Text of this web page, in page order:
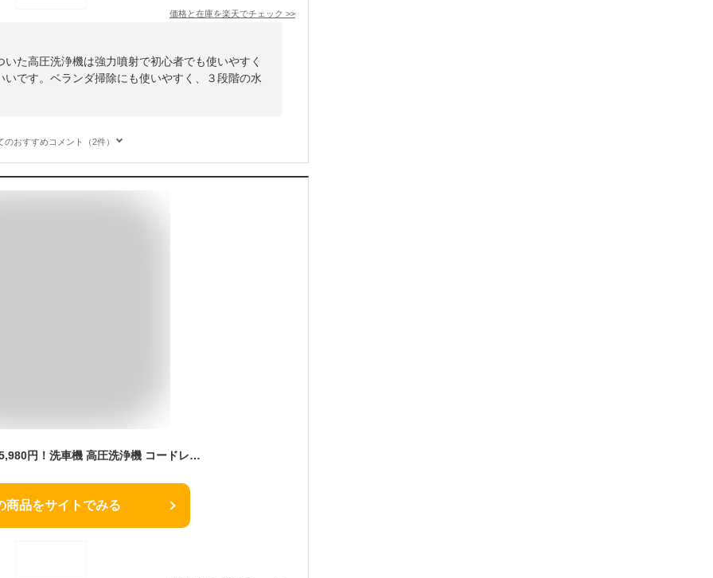
価格と在庫を楽天でチェック >>
た高圧洗浄機は強力噴射で初心者でも使いやすく
です。ベランダ掃除にも使いやすく、３段階の水
のおすすめコメント（2件）
新生活応援6,980円⇒5,980円！洗車機 高圧洗浄機 コードレス 充電式 【8MPa吐出圧&最大噴射距離12m】2026最新モデル 6in1 洗車機 バッテリー式15000mAh パワフル 6段階マルチスプレー マキタバッテリー対応 静音 家庭用マルチツール 洗車掃除高圧洗浄器
商品をサイトでみる